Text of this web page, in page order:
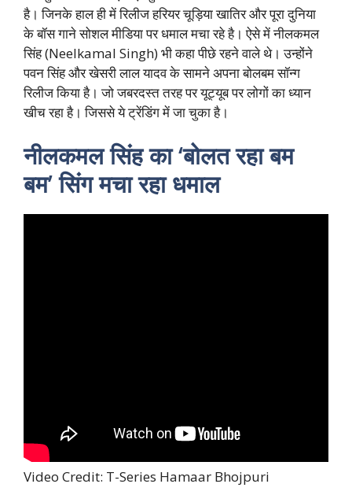
है। जिनके हाल ही में रिलीज हरियर चूड़िया खातिर और पूरा दुनिया
के बॉस गाने सोशल मीडिया पर धमाल मचा रहे है। ऐसे में नीलकमल
सिंह (Neelkamal Singh) भी कहा पीछे रहने वाले थे। उन्होंने
पवन सिंह और खेसरी लाल यादव के सामने अपना बोलबम सॉन्ग
रिलीज किया है। जो जबरदस्त तरह पर यूट्यूब पर लोगों का ध्यान
खीच रहा है। जिससे ये ट्रेंडिंग में जा चुका है।
नीलकमल सिंह का ‘बोलत रहा बम
बम’ सिंग मचा रहा धमाल
Video Credit: T-Series Hamaar Bhojpuri